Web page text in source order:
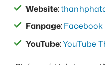
Website:
Fanpage:
YouTube:YouTube